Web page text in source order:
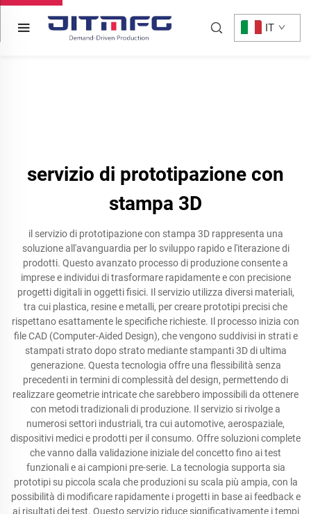
IT
servizio di prototipazione con
stampa 3D
il servizio di prototipazione con stampa 3D rappresenta una
soluzione all'avanguardia per lo sviluppo rapido e l'iterazione di
prodotti. Questo avanzato processo di produzione consente a
imprese e individui di trasformare rapidamente e con precisione
progetti digitali in oggetti fisici. Il servizio utilizza diversi materiali,
tra cui plastica, resine e metalli, per creare prototipi precisi che
rispettano esattamente le specifiche richieste. Il processo inizia con
file CAD (Computer-Aided Design), che vengono suddivisi in strati e
stampati strato dopo strato mediante stampanti 3D di ultima
generazione. Questa tecnologia offre una flessibilità senza
precedenti in termini di complessità del design, permettendo di
realizzare geometrie intricate che sarebbero impossibili da ottenere
con metodi tradizionali di produzione. Il servizio si rivolge a
numerosi settori industriali, tra cui automotive, aerospaziale,
dispositivi medici e prodotti per il consumo. Offre soluzioni complete
che vanno dalla validazione iniziale del concetto fino ai test
funzionali e ai campioni pre-serie. La tecnologia supporta sia
prototipi su piccola scala che produzioni su scala più ampia, con la
possibilità di modificare rapidamente i progetti in base ai feedback e
ai risultati dei test. Questo servizio riduce significativamente i tempi